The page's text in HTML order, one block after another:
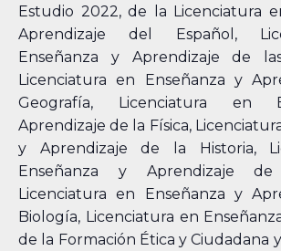
Estudio 2022, de la Licenciatura
Aprendizaje del Español,
Enseñanza y Aprendizaje de
Licenciatura en Enseñanza y
Geografía, Licenciatura en
Aprendizaje de la Física,
y Aprendizaje de la Historia,
Enseñanza y Aprendizaje
Licenciatura en Enseñanza y
Biología, Licenciatura en
de la Formación Ética y Ciudadana